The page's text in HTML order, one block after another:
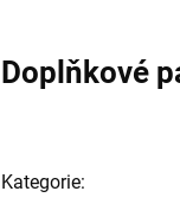
Doplňkové
Kategorie: